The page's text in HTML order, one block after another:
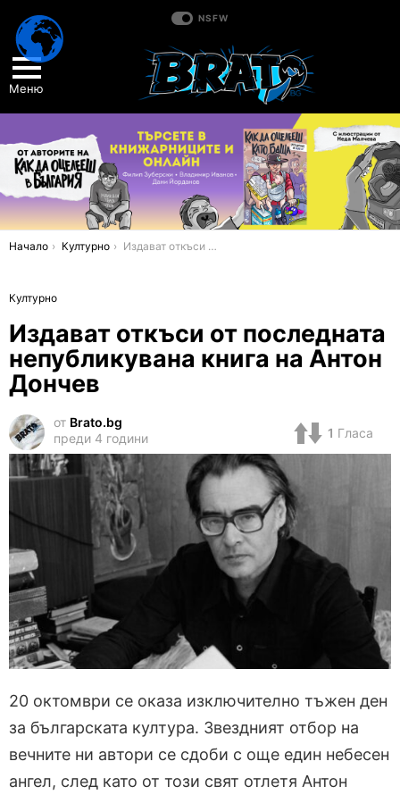
NSFW
Меню
You are here:
Начало Културно Издават откъси от последната непубликувана книга на Антон Дончев
Културно
Издават откъси от последната
непубликувана книга на Антон
Дончев
от Brato.bg
преди 4 години
1 Гласа
20 октомври се оказа изключително тъжен ден
за българската култура. Звездният отбор на
вечните ни автори се сдоби с още един небесен
ангел, след като от този свят отлетя Антон